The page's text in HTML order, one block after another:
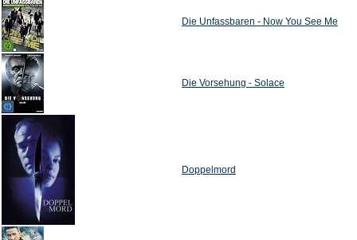
Die Unfassbaren - Now You See Me
Die Vorsehung - Solace
Doppelmord